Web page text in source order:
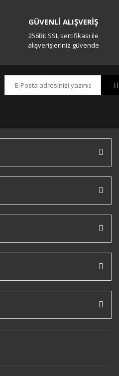
GÜVENLİ ALIŞVERİŞ
256Bit SSL sertifikası ile
alışverişleriniz güvende